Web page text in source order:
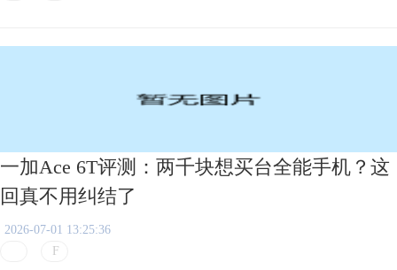
一加Ace 6T评测：两千块想买台全能手机？这
回真不用纠结了
2026-07-01 13:25:36